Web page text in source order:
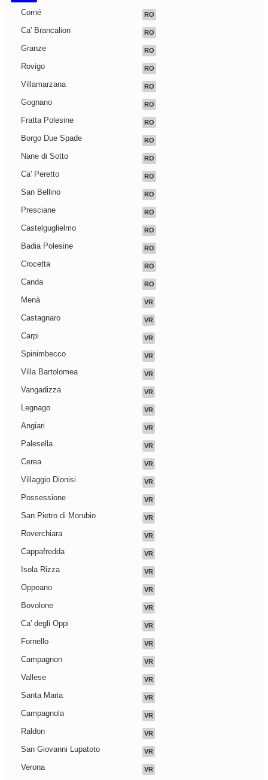
Corné
RO
Ca' Brancalion RO
Granze RO
Rovigo RO
Villamarzana RO
Gognano RO
Fratta Polesine RO
Borgo Due Spade RO
Nane di Sotto RO
Ca' Peretto RO
San Bellino RO
Presciane RO
Castelguglielmo RO
Badia Polesine RO
Crocetta RO
Canda RO
Menà VR
Castagnaro VR
Carpi VR
Spinimbecco VR
Villa Bartolomea VR
Vangadizza VR
Legnago VR
Angiari VR
Palesella VR
Cerea VR
Villaggio Dionisi VR
Possessione VR
San Pietro di Morubio VR
Roverchiara VR
Cappafredda VR
Isola Rizza VR
Oppeano VR
Bovolone VR
Ca' degli Oppi VR
Fornello VR
Campagnon VR
Vallese VR
Santa Maria VR
Campagnola VR
Raldon VR
San Giovanni Lupatoto VR
Verona VR